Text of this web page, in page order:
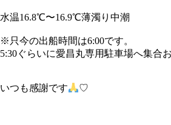
水温16.8℃〜16.9℃薄濁り中潮
※只今の出船時間は6:00です。
5:30ぐらいに愛昌丸専用駐車場へ集合
いつも感謝です ♡